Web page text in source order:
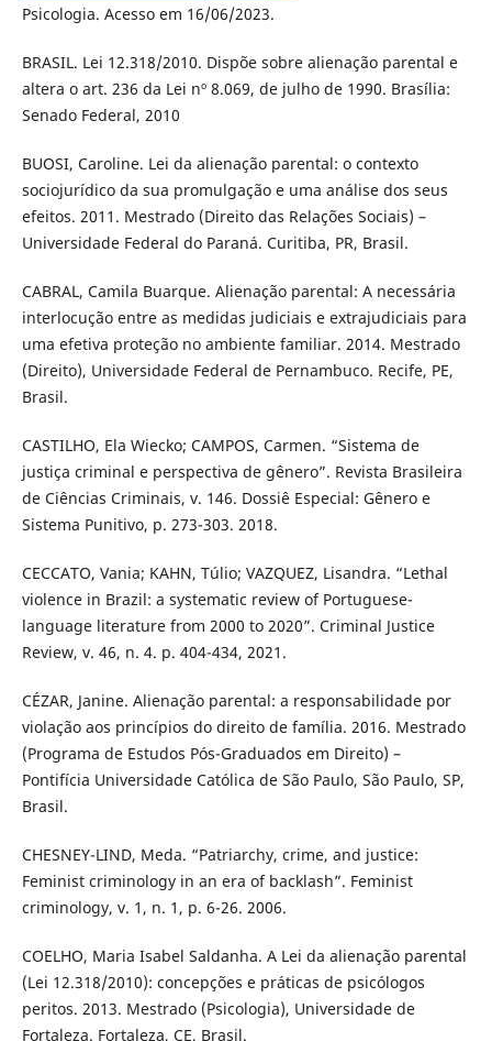
Psicologia. Acesso em 16/06/2023.
BRASIL. Lei 12.318/2010. Dispõe sobre alienação parental e
altera o art. 236 da Lei nº 8.069, de julho de 1990. Brasília:
Senado Federal, 2010
BUOSI, Caroline. Lei da alienação parental: o contexto
sociojurídico da sua promulgação e uma análise dos seus
efeitos. 2011. Mestrado (Direito das Relações Sociais) –
Universidade Federal do Paraná. Curitiba, PR, Brasil.
CABRAL, Camila Buarque. Alienação parental: A necessária
interlocução entre as medidas judiciais e extrajudiciais para
uma efetiva proteção no ambiente familiar. 2014. Mestrado
(Direito), Universidade Federal de Pernambuco. Recife, PE,
Brasil.
CASTILHO, Ela Wiecko; CAMPOS, Carmen. “Sistema de
justiça criminal e perspectiva de gênero”. Revista Brasileira
de Ciências Criminais, v. 146. Dossiê Especial: Gênero e
Sistema Punitivo, p. 273-303. 2018.
CECCATO, Vania; KAHN, Túlio; VAZQUEZ, Lisandra. “Lethal
violence in Brazil: a systematic review of Portuguese-
language literature from 2000 to 2020”. Criminal Justice
Review, v. 46, n. 4. p. 404-434, 2021.
CÉZAR, Janine. Alienação parental: a responsabilidade por
violação aos princípios do direito de família. 2016. Mestrado
(Programa de Estudos Pós-Graduados em Direito) –
Pontifícia Universidade Católica de São Paulo, São Paulo, SP,
Brasil.
CHESNEY-LIND, Meda. “Patriarchy, crime, and justice:
Feminist criminology in an era of backlash”. Feminist
criminology, v. 1, n. 1, p. 6-26. 2006.
COELHO, Maria Isabel Saldanha. A Lei da alienação parental
(Lei 12.318/2010): concepções e práticas de psicólogos
peritos. 2013. Mestrado (Psicologia), Universidade de
Fortaleza. Fortaleza, CE, Brasil.